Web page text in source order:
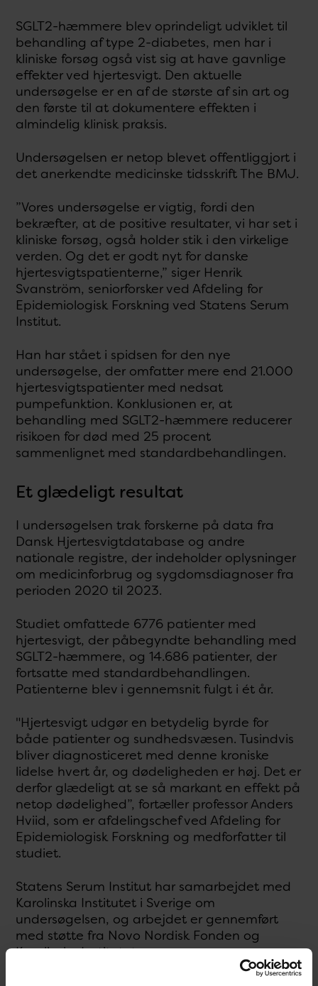
SGLT2-hæmmere blev oprindeligt udviklet til
behandling af type 2-diabetes, men har i
kliniske forsøg også vist sig at have gavnlige
effekter ved hjertesvigt. Den aktuelle
undersøgelse er en af de største af sin art og
den første til at dokumentere effekten i
almindelig klinisk praksis.
Undersøgelsen er netop blevet offentliggjort i
det anerkendte medicinske tidsskrift The BMJ.
”Vores undersøgelse er vigtig, fordi den
bekræfter, at de positive resultater, vi har set i
kliniske forsøg, også holder stik i den virkelige
verden. Og det er godt nyt for danske
hjertesvigtspatienterne,” siger Henrik
Svanström, seniorforsker ved Afdeling for
Epidemiologisk Forskning ved Statens Serum
Institut.
Han har stået i spidsen for den nye
undersøgelse, der omfatter mere end 21.000
hjertesvigtspatienter med nedsat
pumpefunktion. Konklusionen er, at
behandling med SGLT2-hæmmere reducerer
risikoen for død med 25 procent
sammenlignet med standardbehandlingen.
Et glædeligt resultat
I undersøgelsen trak forskerne på data fra
Dansk Hjertesvigtdatabase og andre
nationale registre, der indeholder oplysninger
om medicinforbrug og sygdomsdiagnoser fra
perioden 2020 til 2023.
Studiet omfattede 6776 patienter med
hjertesvigt, der påbegyndte behandling med
SGLT2-hæmmere, og 14.686 patienter, der
fortsatte med standardbehandlingen.
Patienterne blev i gennemsnit fulgt i ét år.
"Hjertesvigt udgør en betydelig byrde for
både patienter og sundhedsvæsen. Tusindvis
bliver diagnosticeret med denne kroniske
lidelse hvert år, og dødeligheden er høj. Det er
derfor glædeligt at se så markant en effekt på
netop dødelighed”, fortæller professor Anders
Hviid, som er afdelingschef ved Afdeling for
Epidemiologisk Forskning og medforfatter til
studiet.
Statens Serum Institut har samarbejdet med
Karolinska Institutet i Sverige om
undersøgelsen, og arbejdet er gennemført
med støtte fra Novo Nordisk Fonden og
Karolinska Institutet.